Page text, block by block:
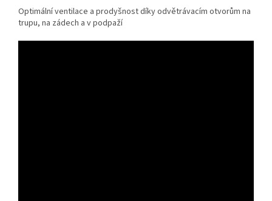
Optimální ventilace a prodyšnost díky odvětrávacím otvorům na
trupu, na zádech a v podpaží